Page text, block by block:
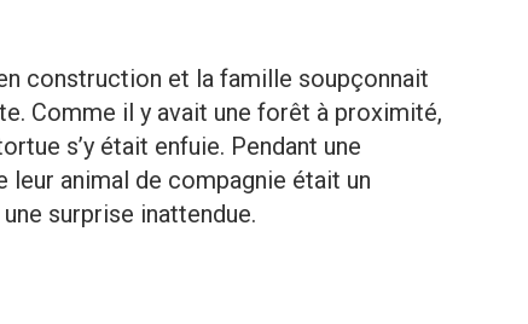
construction et la famille soupçonnait
Comme il y avait une forêt à proximité,
s’y était enfuie. Pendant une
leur animal de compagnie était un
surprise inattendue.